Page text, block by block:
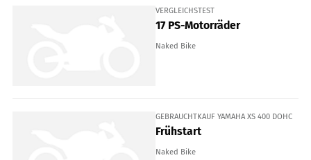
VERGLEICHSTEST
17 PS-Motorräder
Naked Bike
GEBRAUCHTKAUF YAMAHA XS 400 DOHC
Frühstart
Naked Bike